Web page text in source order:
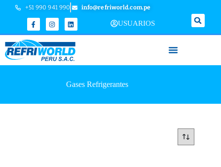
+51 990 941 990 info@refriworld.com.pe
USUARIOS
Gases Refrigerantes